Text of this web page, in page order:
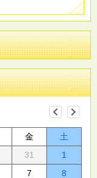
金
土
31
1
7
8